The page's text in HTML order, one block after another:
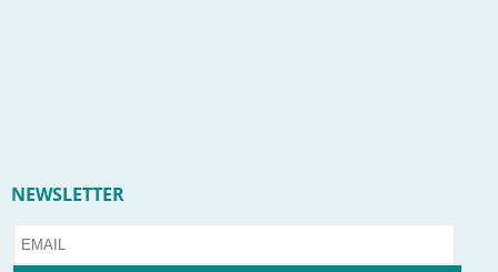
NEWSLETTER